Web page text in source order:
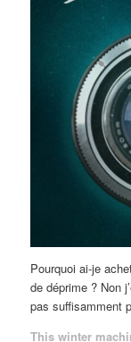
Pourquoi ai-je
de déprime ? Non
pas suffisamment
This winter